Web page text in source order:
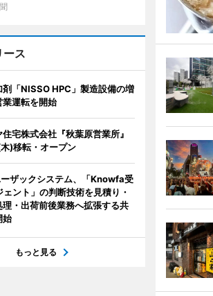
ース
剤「NISSO HPC」製造設備の増
運転を開始
宅株式会社『秋葉原営業所』
)移転・オープン
ザックシステム、「Knowfa受
ント」の判断技術を見積り・
理・出荷前後業務へ拡張する共
始
もっと見る